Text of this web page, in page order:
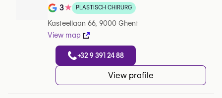
Note de 3 sur 5 sur Google
3★ PLASTISCH CHIRURG
Kasteellaan 66, 9000 Ghent
View map
+32 9 391 24 88
View profile